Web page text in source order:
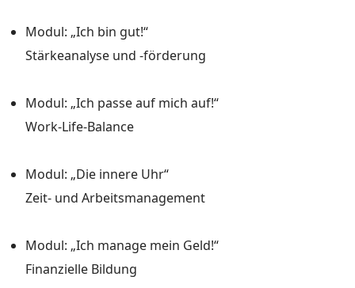
Modul: „Ich bin gut!“
Stärkeanalyse und -förderung
Modul: „Ich passe auf mich auf!“
Work-Life-Balance
Modul: „Die innere Uhr“
Zeit- und Arbeitsmanagement
Modul: „Ich manage mein Geld!“
Finanzielle Bildung